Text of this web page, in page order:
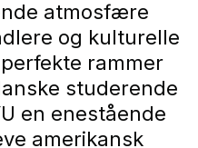
atmosfære
og kulturelle
rammer
studerende
en enestående
amerikansk